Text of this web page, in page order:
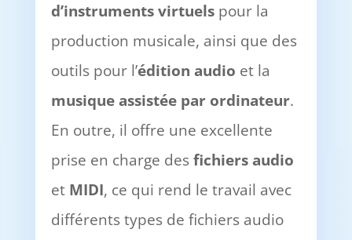
d’instruments virtuelspour la
production musicale, ainsi que des
outils pour l’édition audio et la
musique assistée par ordinateur.
En outre, il offre une excellente
prise en charge desfichiers audio
et MIDI, ce qui rend le travail avec
différents types de fichiers audio